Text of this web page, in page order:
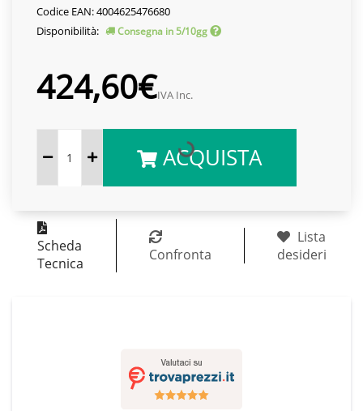
Codice EAN: 4004625476680
Disponibilità:
Consegna in 5/10gg
424,60€IVA Inc.
ACQUISTA
Scheda
Tecnica
Confronta
Lista
desideri